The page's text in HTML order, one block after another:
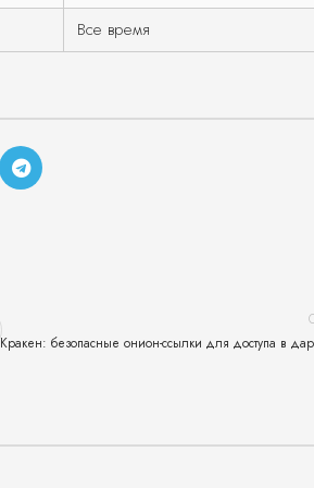
Все время
Кракен: безопасные онион-ссылки для доступа в